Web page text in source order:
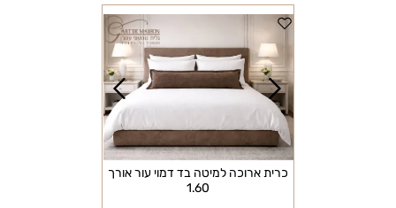
כרית ארוכה למיטה בד דמוי עור אורך
1.60